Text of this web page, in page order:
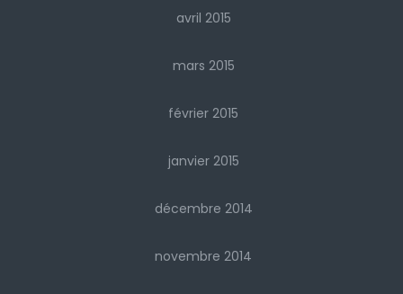
avril 2015
mars 2015
février 2015
janvier 2015
décembre 2014
novembre 2014